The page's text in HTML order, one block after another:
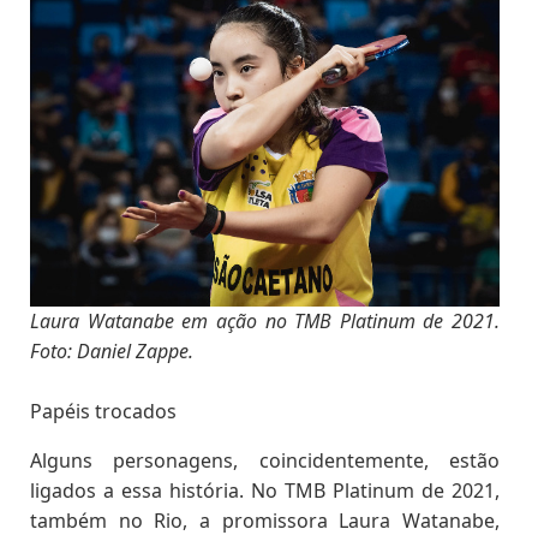
Laura Watanabe em ação no TMB Platinum de 2021.
Foto: Daniel Zappe.
Papéis trocados
Alguns personagens, coincidentemente, estão
ligados a essa história. No TMB Platinum de 2021,
também no Rio, a promissora Laura Watanabe,